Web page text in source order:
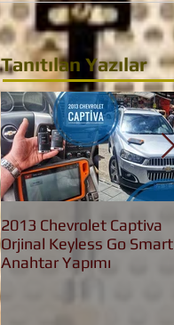
Tanıtılan Yazılar
2013 Chevrolet Captiva
Orjinal Keyless Go Smart
Anahtar Yapımı